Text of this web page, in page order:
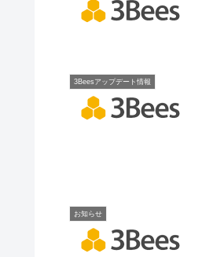
3Beesアップデート情報
お知らせ